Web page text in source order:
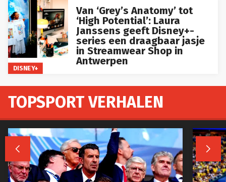
DISNEY+
Van ‘Grey’s Anatomy’ tot
‘High Potential’: Laura
Janssens geeft Disney+-
series een draagbaar jasje
in Streamwear Shop in
Antwerpen
TOPSPORT VERHALEN
 